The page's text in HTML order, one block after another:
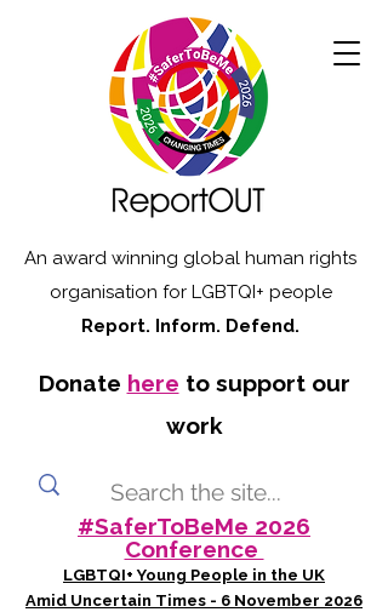
An award winning global human rights
organisation for LGBTQI+ people
Report. Inform. Defend.
Donate here to support our
work
#SaferToBeMe 2026
Conference
LGBTQI+ Young People in the UK
Amid Uncertain Times - 6 November 2026